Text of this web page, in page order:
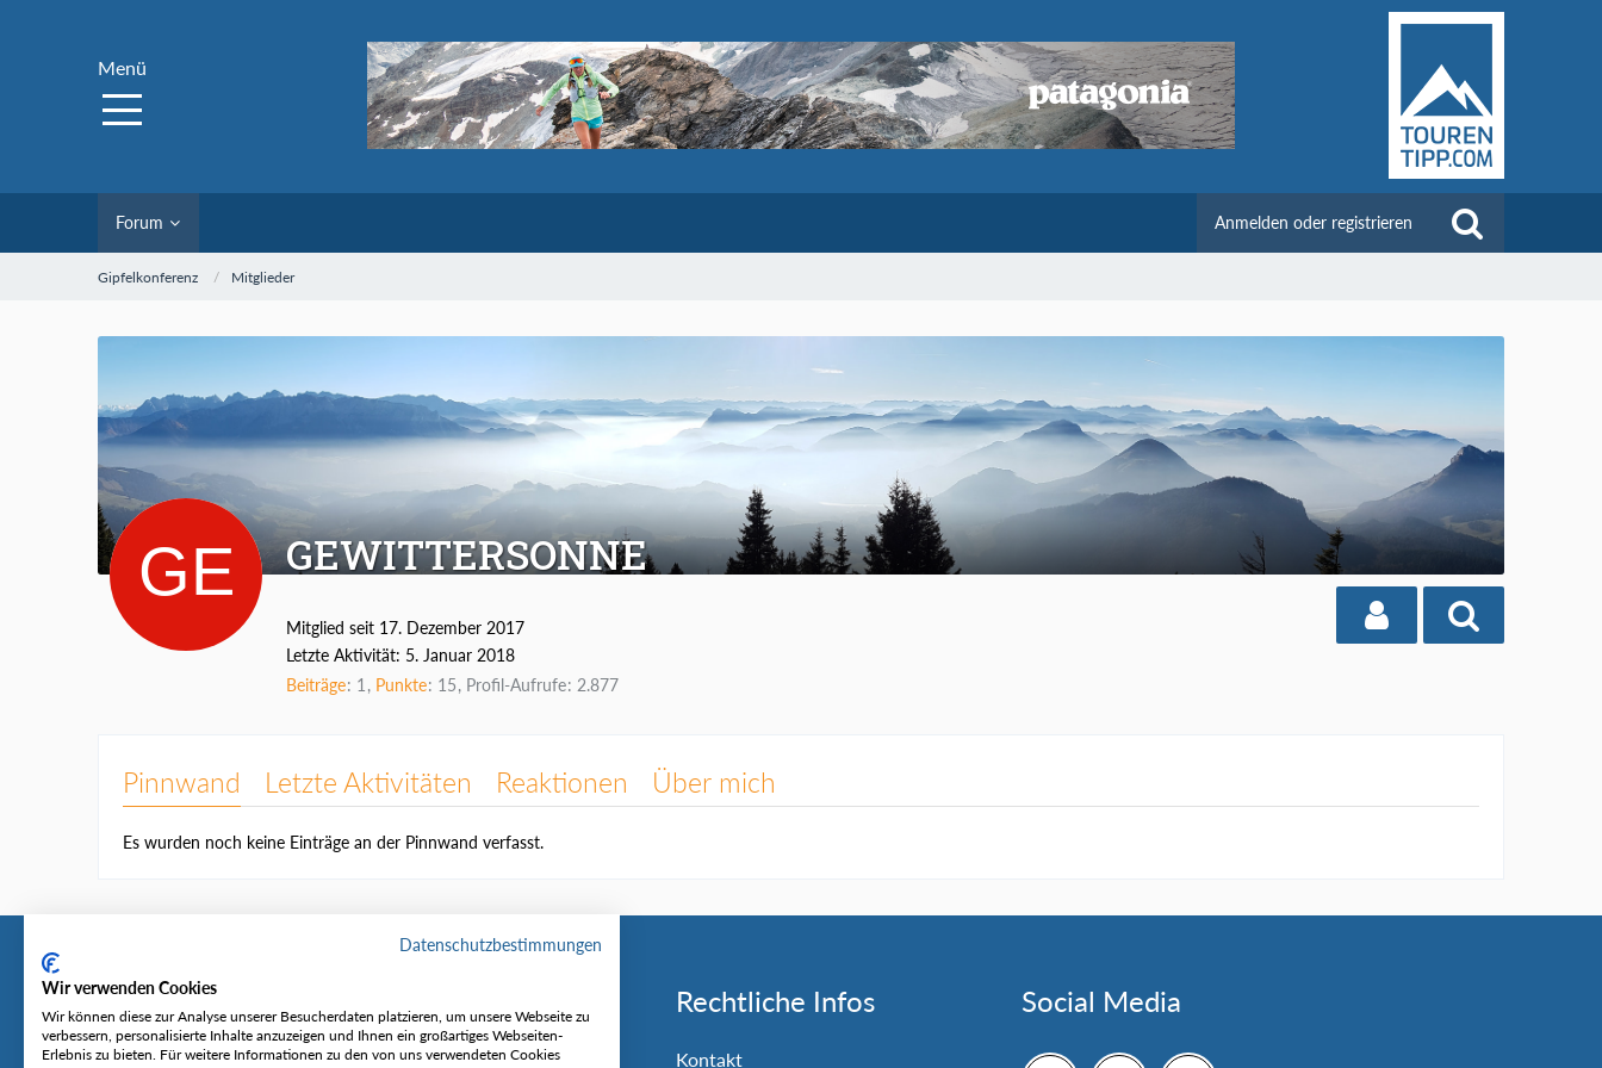
Menü
Forum Anmelden oder registrieren
Gipfelkonferenz Mitglieder
GEWITTERSONNE
Mitglied seit 17. Dezember 2017
Letzte Aktivität: 5. Januar 2018
Beiträge 1 Punkte 15 Profil-Aufrufe 2.877
Pinnwand Letzte Aktivitäten Reaktionen Über mich
Es wurden noch keine Einträge an der Pinnwand verfasst.
Tourentipp
Über uns Wetter & Lawinenlage
Rechtliche Infos
Kontakt
Social Media
Datenschutzbestimmungen
Wir verwenden Cookies
Wir können diese zur Analyse unserer Besucherdaten platzieren, um unsere Webseite zu
verbessern, personalisierte Inhalte anzuzeigen und Ihnen ein großartiges Webseiten-
Erlebnis zu bieten. Für weitere Informationen zu den von uns verwendeten Cookies